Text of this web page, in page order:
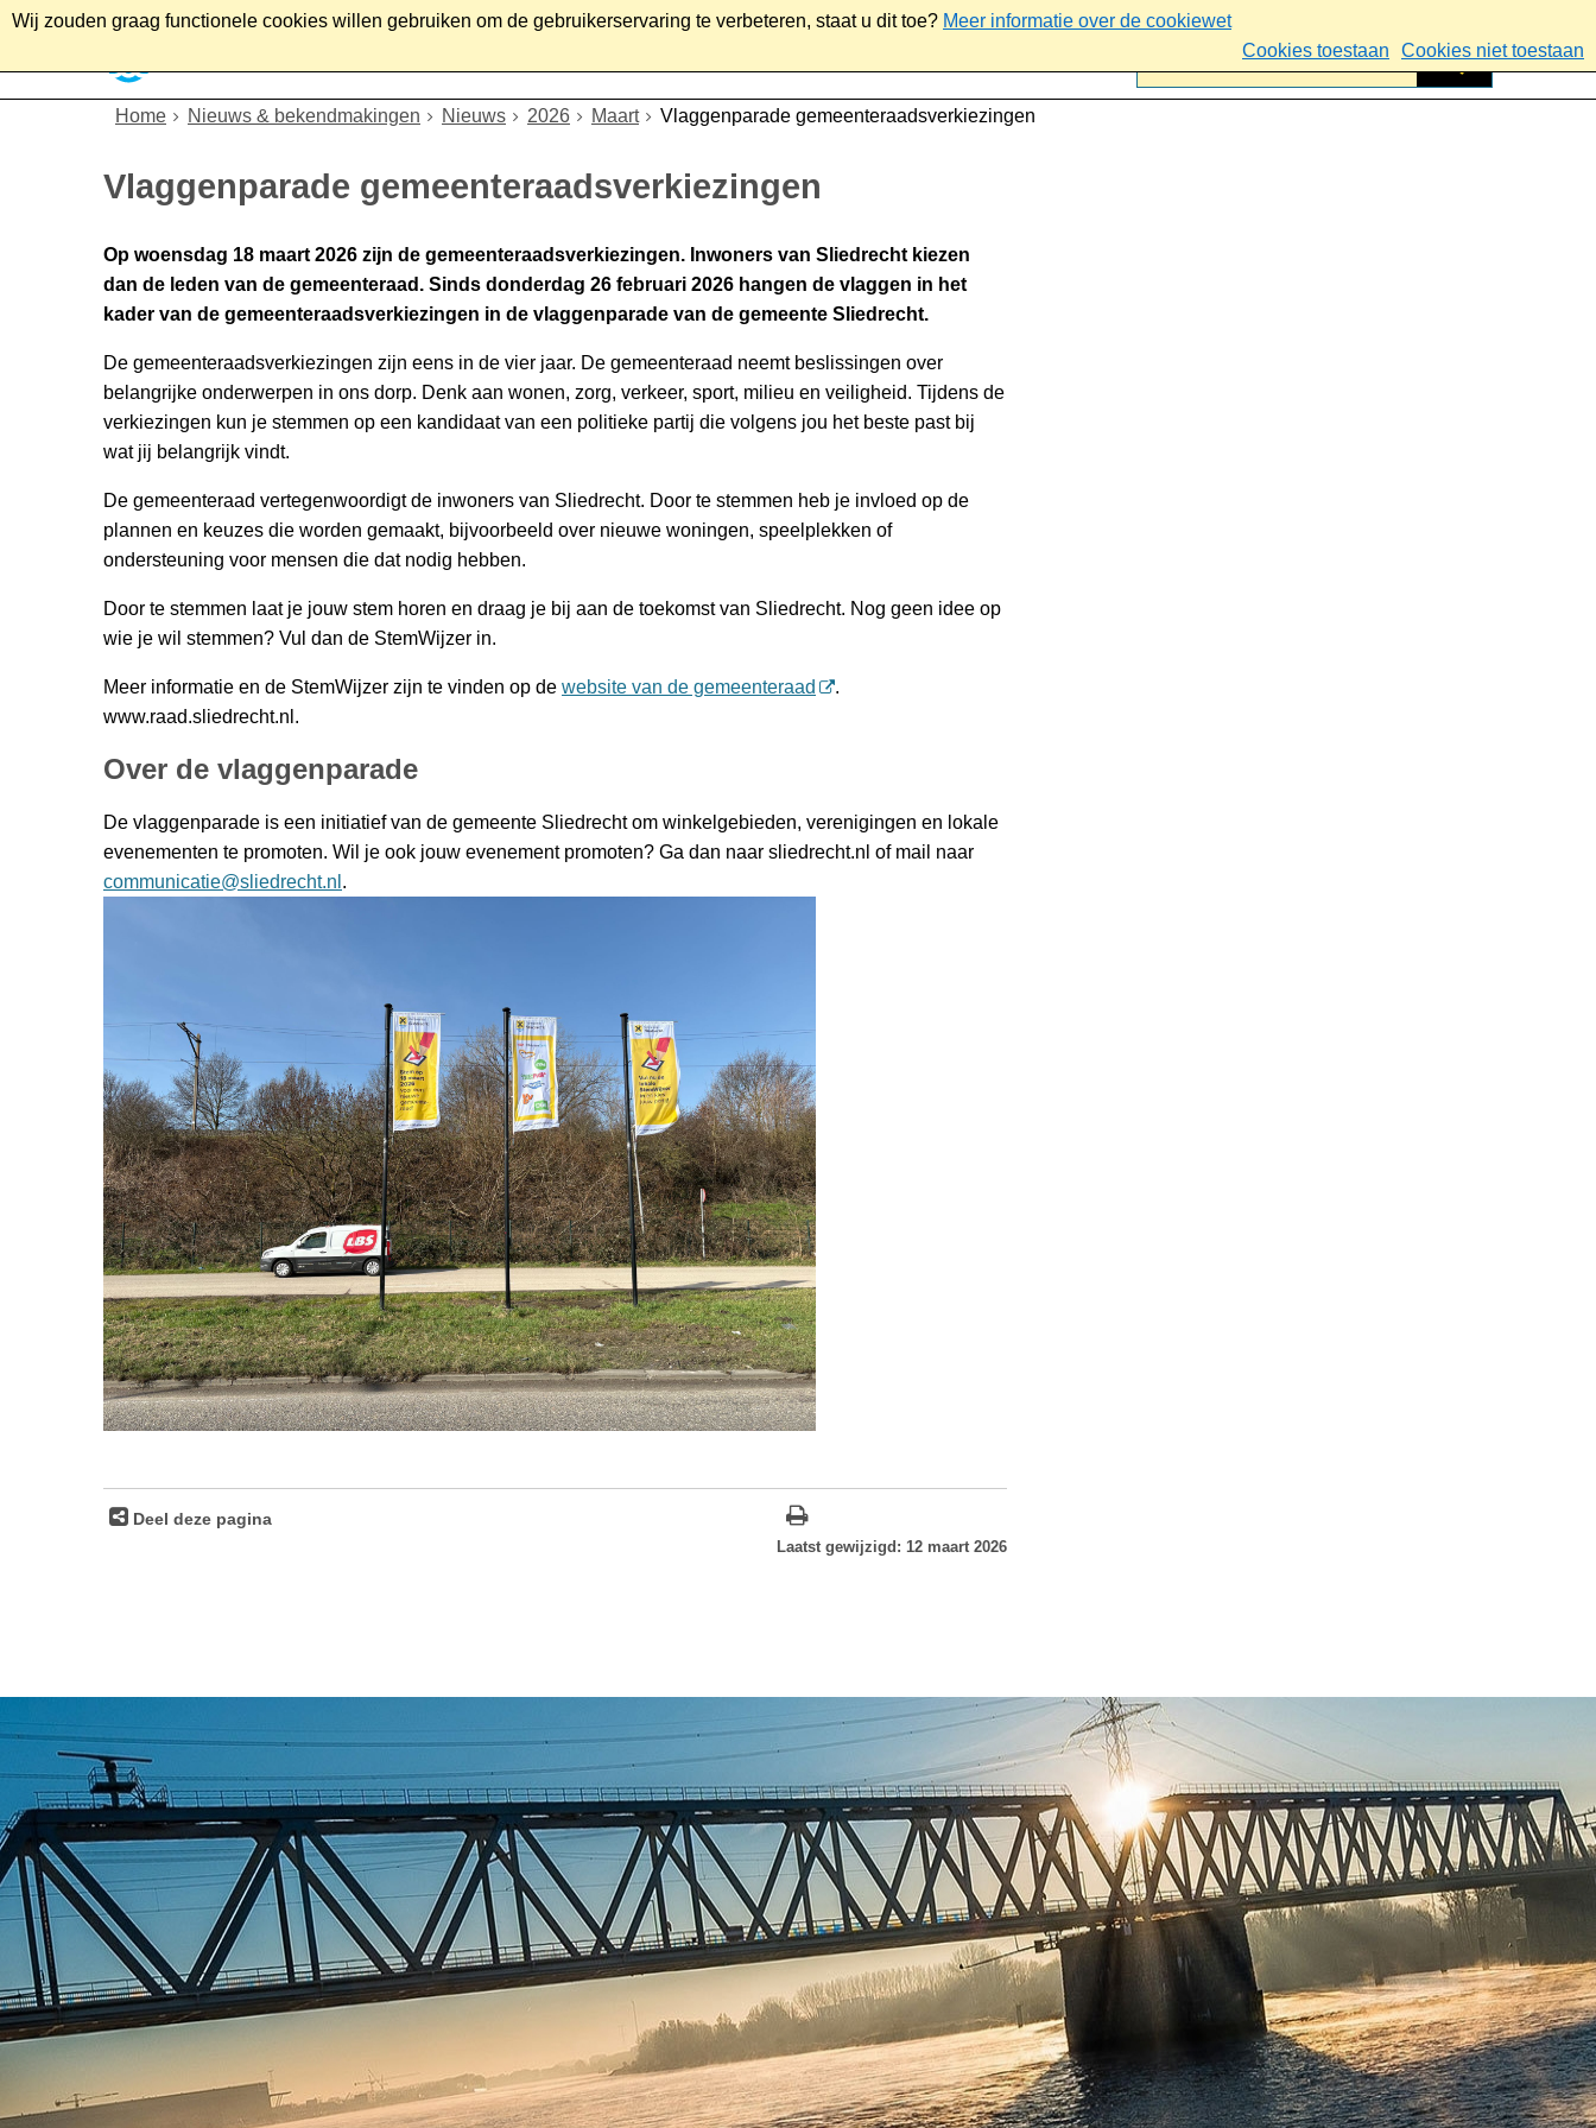
Wij zouden graag functionele cookies willen gebruiken om de gebruikerservaring te verbeteren, staat u dit toe? Meer informatie over de cookiewet
Cookies toestaan
Cookies niet toestaan
Home Nieuws & bekendmakingen Nieuws 2026 Maart Vlaggenparade gemeenteraadsverkiezingen
Vlaggenparade gemeenteraadsverkiezingen
Op woensdag 18 maart 2026 zijn de gemeenteraadsverkiezingen. Inwoners van Sliedrecht kiezen
dan de leden van de gemeenteraad. Sinds donderdag 26 februari 2026 hangen de vlaggen in het
kader van de gemeenteraadsverkiezingen in de vlaggenparade van de gemeente Sliedrecht.
De gemeenteraadsverkiezingen zijn eens in de vier jaar. De gemeenteraad neemt beslissingen over
belangrijke onderwerpen in ons dorp. Denk aan wonen, zorg, verkeer, sport, milieu en veiligheid. Tijdens de
verkiezingen kun je stemmen op een kandidaat van een politieke partij die volgens jou het beste past bij
wat jij belangrijk vindt.
De gemeenteraad vertegenwoordigt de inwoners van Sliedrecht. Door te stemmen heb je invloed op de
plannen en keuzes die worden gemaakt, bijvoorbeeld over nieuwe woningen, speelplekken of
ondersteuning voor mensen die dat nodig hebben.
Door te stemmen laat je jouw stem horen en draag je bij aan de toekomst van Sliedrecht. Nog geen idee op
wie je wil stemmen? Vul dan de StemWijzer in.
Meer informatie en de StemWijzer zijn te vinden op de website van de gemeenteraad
.
www.raad.sliedrecht.nl.
Over de vlaggenparade
De vlaggenparade is een initiatief van de gemeente Sliedrecht om winkelgebieden, verenigingen en lokale
evenementen te promoten. Wil je ook jouw evenement promoten? Ga dan naar sliedrecht.nl of mail naar
communicatie@sliedrecht.nl .
Deel deze pagina
Laatst gewijzigd: 12 maart 2026